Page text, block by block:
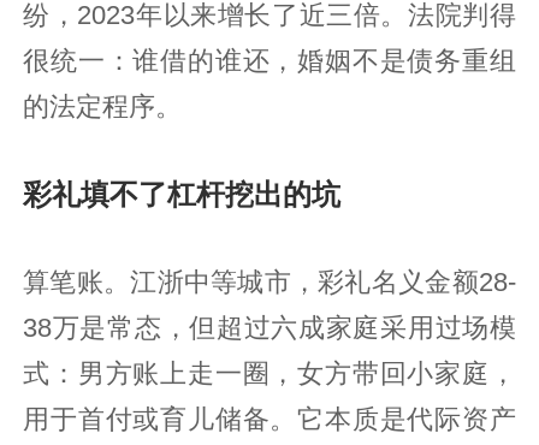
纷，2023年以来增长了近三倍。法院判得
很统一：谁借的谁还，婚姻不是债务重组
的法定程序。
彩礼填不了杠杆挖出的坑
算笔账。江浙中等城市，彩礼名义金额28-
38万是常态，但超过六成家庭采用过场模
式：男方账上走一圈，女方带回小家庭，
用于首付或育儿储备。它本质是代际资产